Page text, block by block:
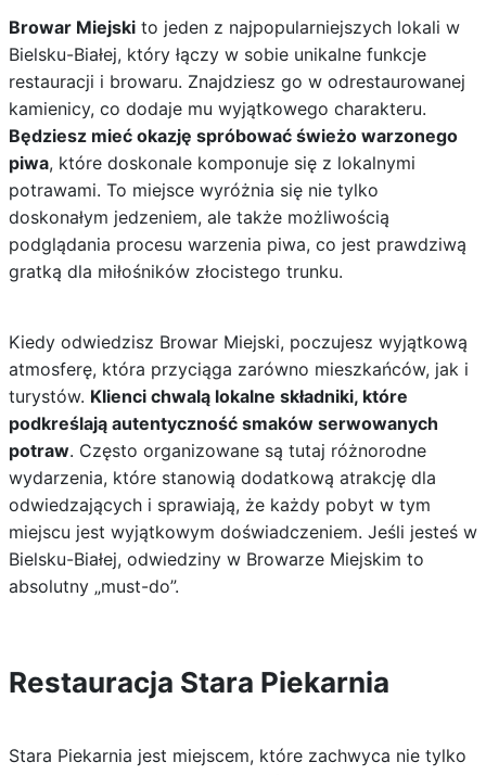
Browar Miejskito jeden z najpopularniejszych lokali w
Bielsku-Białej, który łączy w sobie unikalne funkcje
restauracji i browaru. Znajdziesz go w odrestaurowanej
kamienicy, co dodaje mu wyjątkowego charakteru.
Będziesz mieć okazję spróbować świeżo warzonego
piwa, które doskonale komponuje się z lokalnymi
potrawami. To miejsce wyróżnia się nie tylko
doskonałym jedzeniem, ale także możliwością
podglądania procesu warzenia piwa, co jest prawdziwą
gratką dla miłośników złocistego trunku.
Kiedy odwiedzisz Browar Miejski, poczujesz wyjątkową
atmosferę, która przyciąga zarówno mieszkańców, jak i
turystów. Klienci chwalą lokalne składniki, które
podkreślają autentyczność smaków serwowanych
potraw. Często organizowane są tutaj różnorodne
wydarzenia, które stanowią dodatkową atrakcję dla
odwiedzających i sprawiają, że każdy pobyt w tym
miejscu jest wyjątkowym doświadczeniem. Jeśli jesteś w
Bielsku-Białej, odwiedziny w Browarze Miejskim to
absolutny „must-do”.
Restauracja Stara Piekarnia
Stara Piekarnia jest miejscem, które zachwyca nie tylko